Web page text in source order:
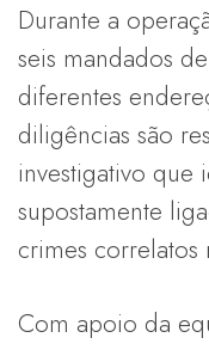
Durante a
seis mandados
diferentes
diligências são
investigativo que
supostamente
crimes
Com apoio da